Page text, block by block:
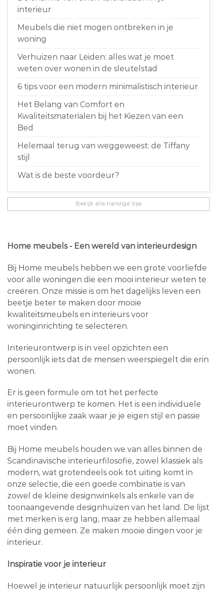
interieur
Meubels die niet mogen ontbreken in je
woning
Verhuizen naar Leiden: alles wat je moet
weten over wonen in de sleutelstad
6 tips voor een modern minimalistisch interieur
Het Belang van Comfort en
Kwaliteitsmaterialen bij het Kiezen van een
Bed
Helemaal terug van weggeweest: de Tiffany
stijl
Wat is de beste voordeur?
Bekijk alle handige tips
Home meubels - Een wereld van interieurdesign
Bij Home meubels hebben we een grote voorliefde
voor alle woningen die een mooi interieur weten te
creëren. Onze missie is om het dagelijks leven een
beetje beter te maken door mooie
kwaliteitsmeubels en interieurs voor
woninginrichting te selecteren.
Interieurontwerp is in veel opzichten een
persoonlijk iets dat de mensen weerspiegelt die erin
wonen.
Er is geen formule om tot het perfecte
interieurontwerp te komen. Het is een individuele
en persoonlijke zaak waar je je eigen stijl en passie
moet vinden.
Bij Home meubels houden we van alles binnen de
Scandinavische interieurfilosofie, zowel klassiek als
modern, wat grotendeels ook tot uiting komt in
onze selectie, die een goede combinatie is van
zowel de kleine designwinkels als enkele van de
toonaangevende designhuizen van het land. De lijst
met merken is erg lang, maar ze hebben allemaal
één ding gemeen. Ze maken mooie dingen voor je
interieur.
Inspiratie voor je interieur
Hoewel je interieur natuurlijk persoonlijk moet zijn